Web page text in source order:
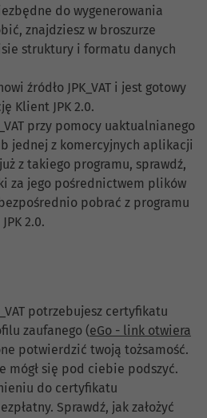
do wygenerowania
znajdziesz w broszurze
struktury i formatu danych
źródło JPK_VAT i jest gotowy
Klient JPK 2.0.
przy pomocy uaktualnianego
jednej z komercyjnych aplikacji
z takiego programu, sprawdź,
za jego pośrednictwem plików
bezpośrednio pobrać z programu
2.0.
potrzebujesz certyfikatu
zaufanego (eGo - link otwiera
potwierdzić twoją tożsamość.
mógł się pod ciebie podszyć.
do certyfikatu
Sprawdź, jak założyć